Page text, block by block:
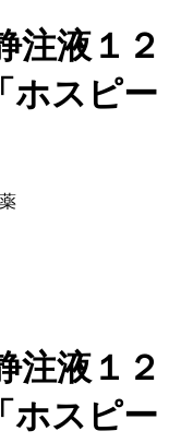
注液１２
ホスピー
注液１２
ホスピー